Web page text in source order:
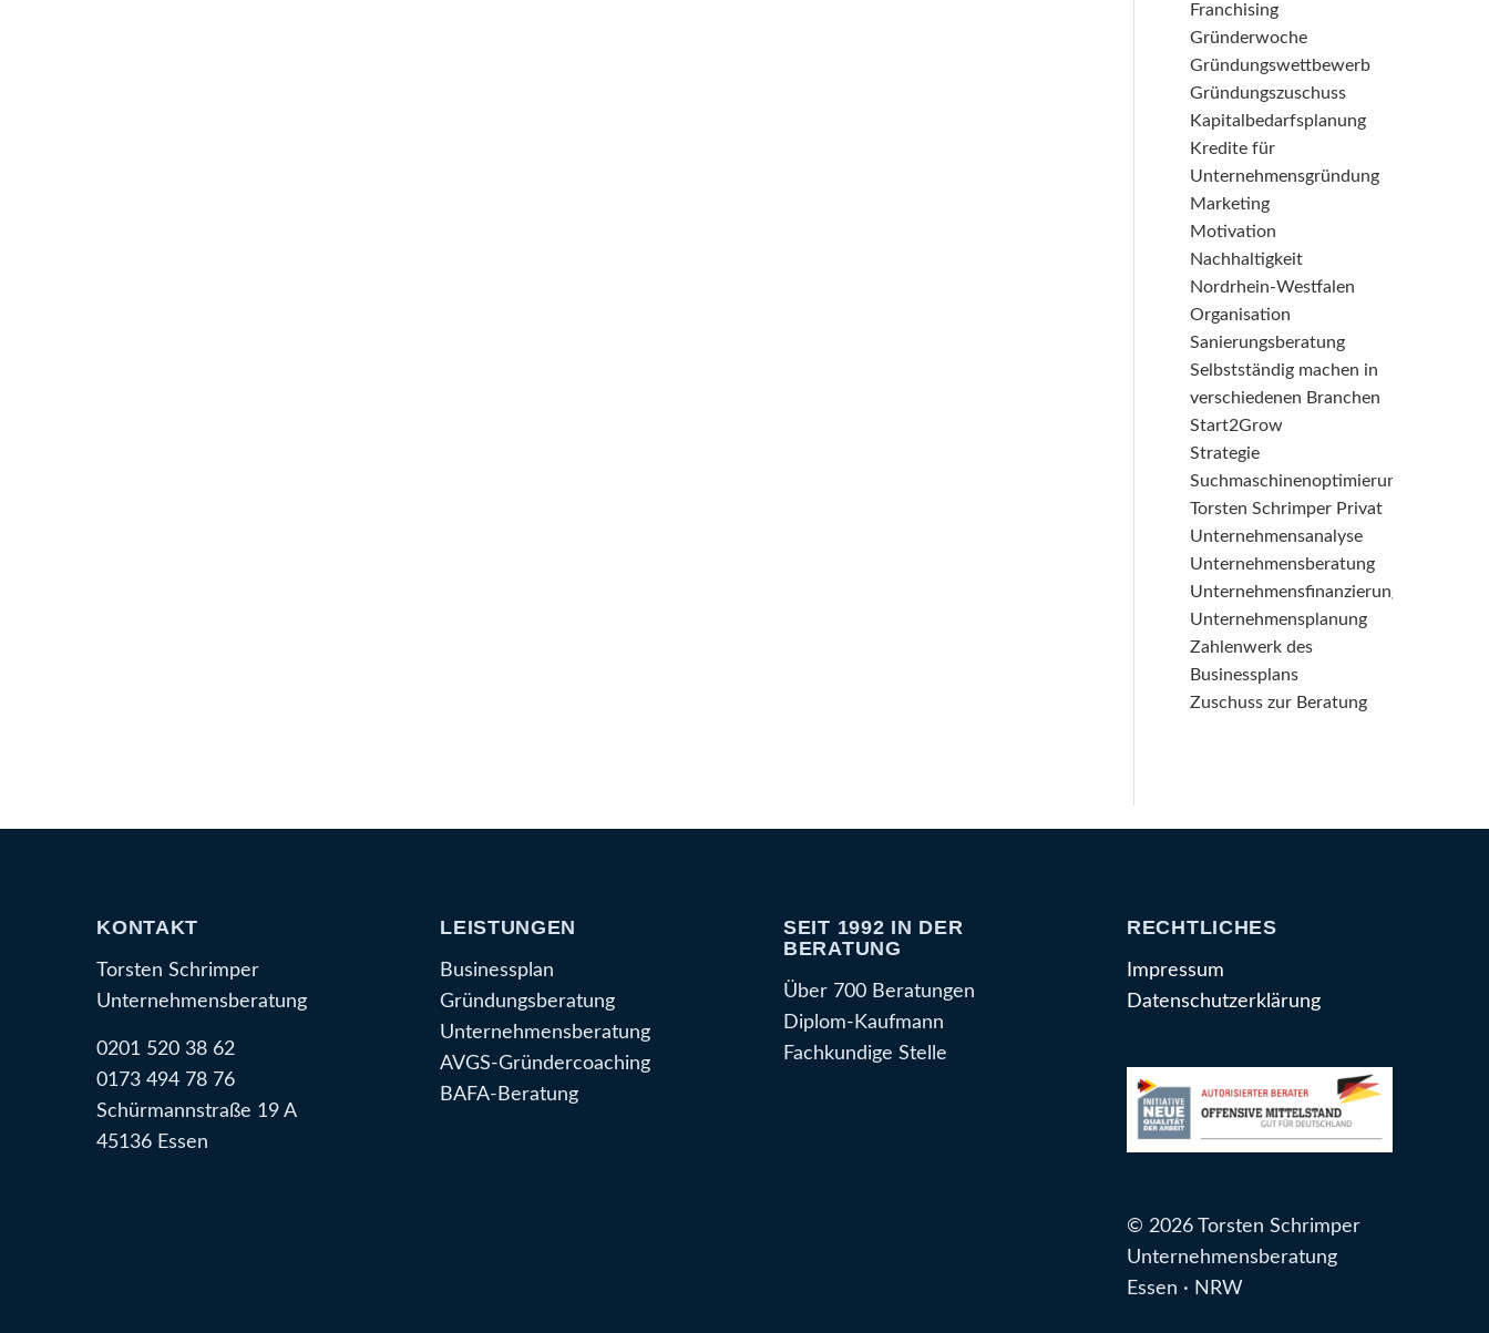
Franchising
Gründerwoche
Gründungswettbewerb
Gründungszuschuss
Kapitalbedarfsplanung
Kredite für
Unternehmensgründung
Marketing
Motivation
Nachhaltigkeit
Nordrhein-Westfalen
Organisation
Sanierungsberatung
Selbstständig machen in
verschiedenen Branchen
Start2Grow
Strategie
Suchmaschinenoptimierung
Torsten Schrimper Privat
Unternehmensanalyse
Unternehmensberatung
Unternehmensfinanzierung
Unternehmensplanung
Zahlenwerk des
Businessplans
Zuschuss zur Beratung
KONTAKT
Torsten Schrimper
Unternehmensberatung
0201 520 38 62
0173 494 78 76
Schürmannstraße 19 A
45136 Essen
LEISTUNGEN
Businessplan
Gründungsberatung
Unternehmensberatung
AVGS-Gründercoaching
BAFA-Beratung
SEIT 1992 IN DER
BERATUNG
Über 700 Beratungen
Diplom-Kaufmann
Fachkundige Stelle
RECHTLICHES
Impressum
Datenschutzerklärung
© 2026 Torsten Schrimper
Unternehmensberatung
Essen · NRW